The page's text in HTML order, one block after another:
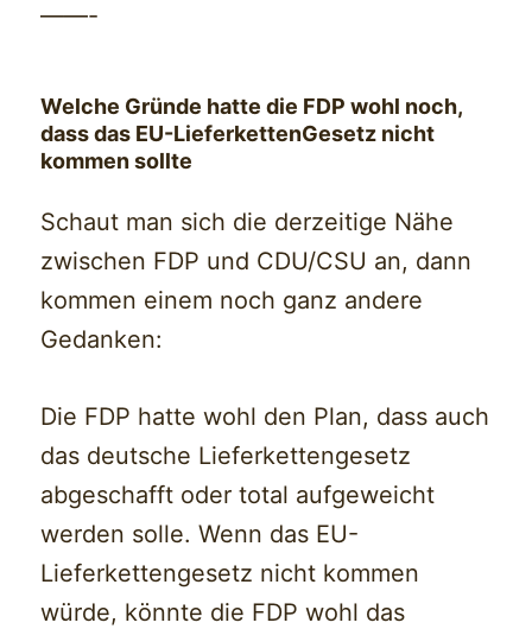
——-
Welche Gründe hatte die FDP wohl noch,
dass das EU-LieferkettenGesetz nicht
kommen sollte
Schaut man sich die derzeitige Nähe
zwischen FDP und CDU/CSU an, dann
kommen einem noch ganz andere
Gedanken:
Die FDP hatte wohl den Plan, dass auch
das deutsche Lieferkettengesetz
abgeschafft oder total aufgeweicht
werden solle. Wenn das EU-
Lieferkettengesetz nicht kommen
würde, könnte die FDP wohl das